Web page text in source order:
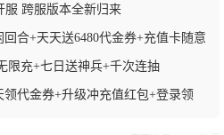
服 跨服版本全新归来
合+天天送6480代金券+充值卡随意
限充+七日送神兵+千次连抽
领代金券+升级冲充值红包+登录领